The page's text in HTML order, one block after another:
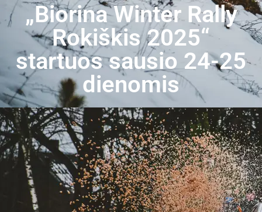
„Biorina Winter Rally
Rokiškis 2025“
startuos sausio 24-25
dienomis